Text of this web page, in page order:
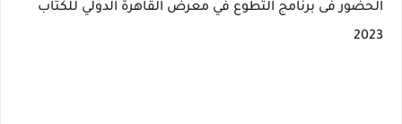
الحضور فى برنامج التطوع في معرض القاهرة الدولي للكتاب
2023